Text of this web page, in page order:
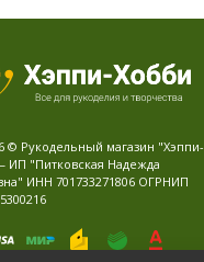
© Рукодельный магазин "Хэппи-
ИП "Питковская Надежда
ИНН 701733271806 ОГРНИП